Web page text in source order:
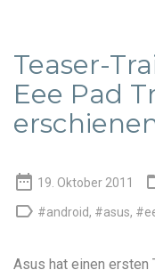
Teaser-
Eee Pad
 19. Oktober 2011
 #android, #asus,
Asus hat einen ersten